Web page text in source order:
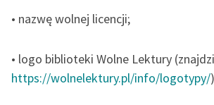
• nazwę wolnej licencji;
• logo biblioteki Wolne Lektury
https://wolnelektury.pl/info/logotypy/